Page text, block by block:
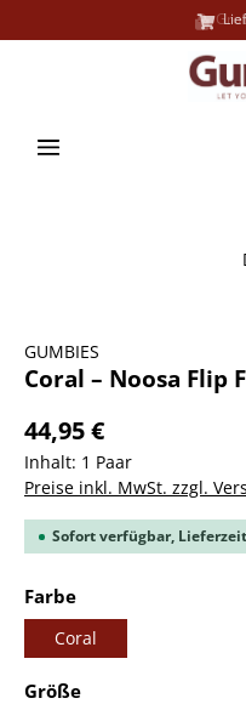
GUMBIES
Coral – Noosa Flip
44,95 €
Inhalt: 1 Paar
Preise inkl. MwSt. zzgl.
Sofort verfügbar,
Farbeauswählen
Coral
Größeauswählen